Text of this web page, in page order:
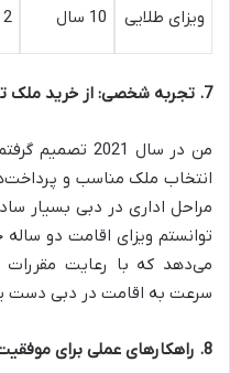
ویزای طلایی 10 سال 2 میلیون درهم
7. تجربه شخصی: از خرید ملک
من در سال
انتخاب ملک مناسب و
توانستم ویزای اقامت دو
می‌دهد که با رعایت
سرعت به اقامت در دبی دست
8. راهکارهای عملی برای